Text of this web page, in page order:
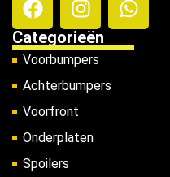
Categorieën
Voorbumpers
Achterbumpers
Voorfront
Onderplaten
Spoilers